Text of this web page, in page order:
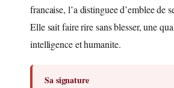
francaise, l’a distinguee d’emblee de
Elle sait faire rire sans blesser, une
intelligence et humanite.
Sa signature